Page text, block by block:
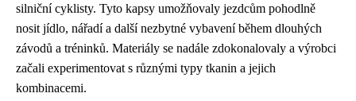
silniční cyklisty. Tyto kapsy umožňovaly jezdcům pohodlně
nosit jídlo, nářadí a další nezbytné vybavení během dlouhých
závodů a tréninků. Materiály se nadále zdokonalovaly a výrobci
začali experimentovat s různými typy tkanin a jejich
kombinacemi.